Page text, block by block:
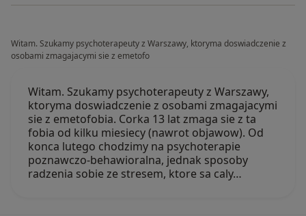
Witam. Szukamy psychoterapeuty z Warszawy, ktoryma doswiadczenie z
osobami zmagajacymi sie z emetofo
Witam. Szukamy psychoterapeuty z Warszawy,
ktoryma doswiadczenie z osobami zmagajacymi
sie z emetofobia. Corka 13 lat zmaga sie z ta
fobia od kilku miesiecy (nawrot objawow). Od
konca lutego chodzimy na psychoterapie
poznawczo-behawioralna, jednak sposoby
radzenia sobie ze stresem, ktore sa caly…